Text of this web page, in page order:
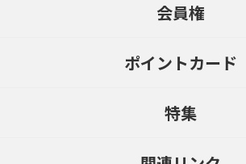
会員権
ポイントカード
特集